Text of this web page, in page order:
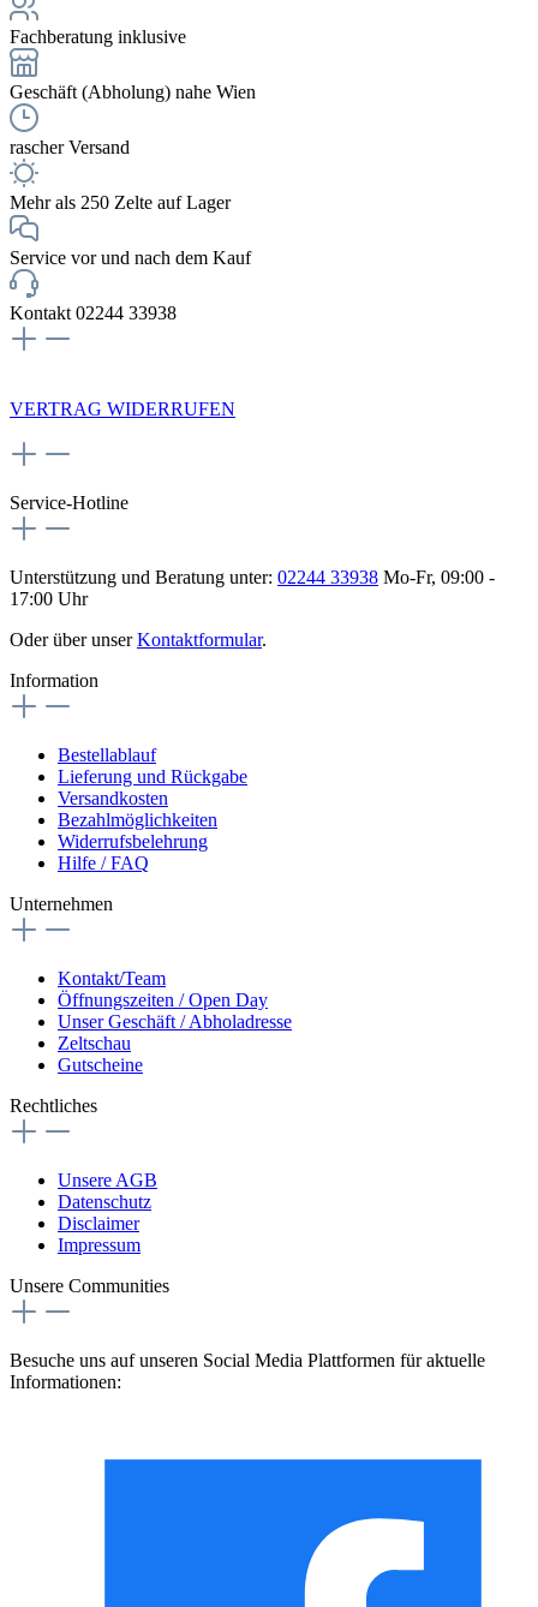
Fachberatung inklusive
Geschäft (Abholung) nahe Wien
rascher Versand
Mehr als 250 Zelte auf Lager
Service vor und nach dem Kauf
Kontakt 02244 33938
VERTRAG WIDERRUFEN
Service-Hotline
Unterstützung und Beratung unter: 02244 33938 Mo-Fr, 09:00 -
17:00 Uhr
Oder über unserKontaktformular.
Information
Bestellablauf
Lieferung und Rückgabe
Versandkosten
Bezahlmöglichkeiten
Widerrufsbelehrung
Hilfe / FAQ
Unternehmen
Kontakt/Team
Öffnungszeiten / Open Day
Unser Geschäft / Abholadresse
Zeltschau
Gutscheine
Rechtliches
Unsere AGB
Datenschutz
Disclaimer
Impressum
Unsere Communities
Besuche uns auf unseren Social Media Plattformen für aktuelle
Informationen: